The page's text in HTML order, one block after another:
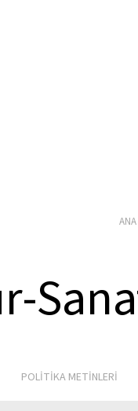
POLİTİKA METİNLERİ